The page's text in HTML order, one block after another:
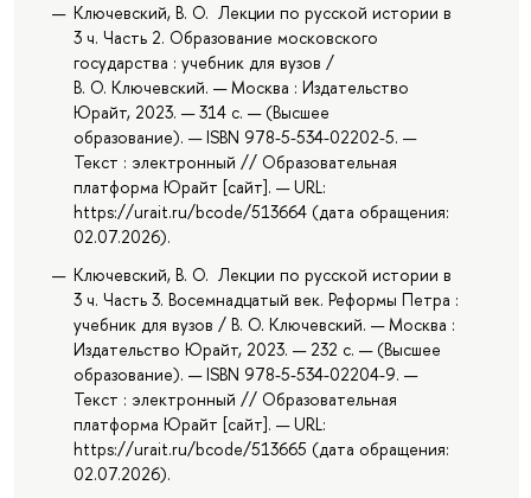
Ключевский, В. О. Лекции по русской истории в
3 ч. Часть 2. Образование московского
государства : учебник для вузов /
В. О. Ключевский. — Москва : Издательство
Юрайт, 2023. — 314 с. — (Высшее
образование). — ISBN 978-5-534-02202-5. —
Текст : электронный // Образовательная
платформа Юрайт [сайт]. — URL:
https://urait.ru/bcode/513664 (дата обращения:
02.07.2026).
Ключевский, В. О. Лекции по русской истории в
3 ч. Часть 3. Восемнадцатый век. Реформы Петра :
учебник для вузов / В. О. Ключевский. — Москва :
Издательство Юрайт, 2023. — 232 с. — (Высшее
образование). — ISBN 978-5-534-02204-9. —
Текст : электронный // Образовательная
платформа Юрайт [сайт]. — URL:
https://urait.ru/bcode/513665 (дата обращения:
02.07.2026).